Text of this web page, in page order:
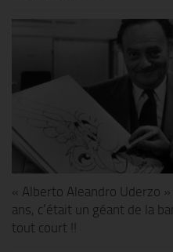
« Alberto Aleandro Uderzo
ans, c’était un géant de la
tout court !!